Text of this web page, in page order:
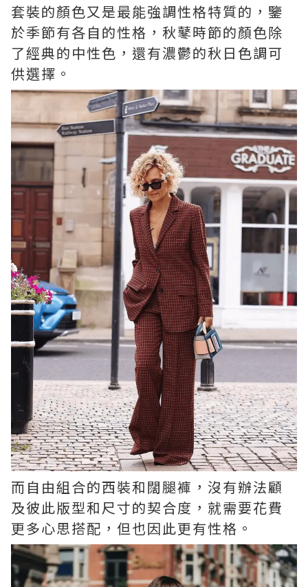
套裝的顏色又是最能強調性格特質的，鑒
於季節有各自的性格，秋鼕時節的顏色除
了經典的中性色，還有濃鬱的秋日色調可
供選擇。
而自由組合的西裝和闊腿褲，沒有辦法顧
及彼此版型和尺寸的契合度，就需要花費
更多心思搭配，但也因此更有性格。